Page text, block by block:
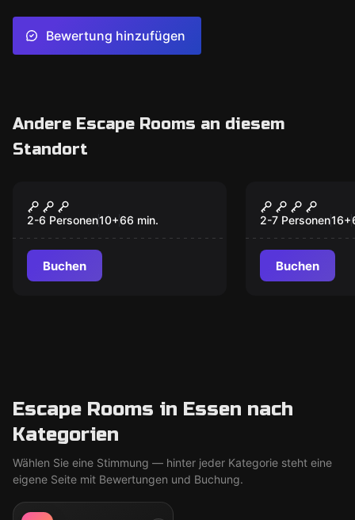
Bewertung hinzufügen
Andere Escape Rooms an diesem
Standort
Der Fluch des Pharao
2-6 Personen10+66 min.
Buchen
DER
ESSEN
2-7 Personen16+
Buchen
Escape Rooms in Essen nach
Kategorien
Wählen Sie eine Stimmung — hinter jeder Kategorie steht eine
eigene Seite mit Bewertungen und Buchung.